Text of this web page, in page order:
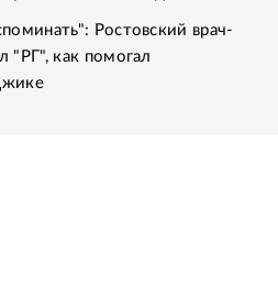
Ростовский врач-
"РГ", как помогал